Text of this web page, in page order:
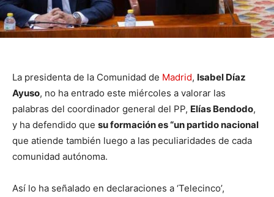
La presidenta de la Comunidad de Madrid, Isabel Díaz
Ayuso, no ha entrado este miércoles a valorar las
palabras del coordinador general del PP, Elías Bendodo,
y ha defendido que su formación es “un partido nacional
que atiende también luego a las peculiaridades de cada
comunidad autónoma.
Así lo ha señalado en declaraciones a ‘Telecinco’,